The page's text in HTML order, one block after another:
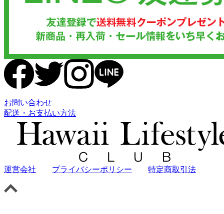
お問い合わせ
配送・お支払い方法
運営会社 プライバシーポリシー 特定商取引法